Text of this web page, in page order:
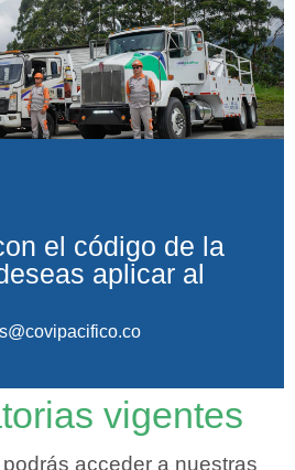
el código de la
aplicar al
vigentes
acceder a nuestras